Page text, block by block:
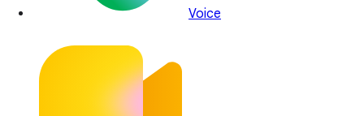
Voice